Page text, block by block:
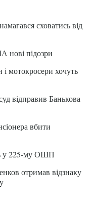
сховатись від
підозри
мотокросери хочуть
відправив Банькова
вбити
у 225-му ОШП
отримав відзнаку